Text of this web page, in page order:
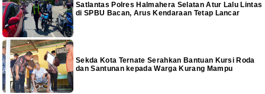
Satlantas Polres Halmahera Selatan Atur Lalu Lintas
di SPBU Bacan, Arus Kendaraan Tetap Lancar
Sekda Kota Ternate Serahkan Bantuan Kursi Roda
dan Santunan kepada Warga Kurang Mampu